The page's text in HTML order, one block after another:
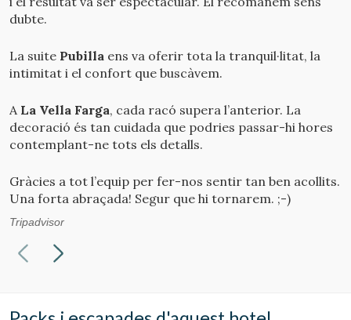
dubte.
La suite Pubilla ens va oferir tota la tranquil·litat, la
intimitat i el confort que buscàvem.
A La Vella Farga, cada racó supera l’anterior. La
decoració és tan cuidada que podries passar-hi hores
contemplant-ne tots els detalls.
Gràcies a tot l’equip per fer-nos sentir tan ben acollits.
Una forta abraçada! Segur que hi tornarem. ;-)
Tripadvisor